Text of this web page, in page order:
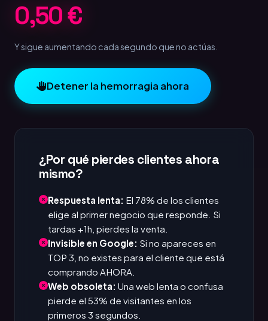
1,00 €
Y sigue aumentando cada segundo que no actúas.
Detener la hemorragia ahora
¿Por qué pierdes clientes ahora
mismo?
Respuesta lenta: El 78% de los clientes
elige al primer negocio que responde. Si
tardas +1h, pierdes la venta.
Invisible en Google: Si no apareces en
TOP 3, no existes para el cliente que está
comprando AHORA.
Web obsoleta: Una web lenta o confusa
pierde el 53% de visitantes en los
primeros 3 segundos.